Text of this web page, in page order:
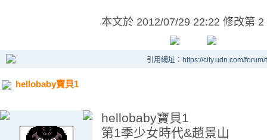
本文於 2012/07/29 22:22 修改第 2
引用網址：https://city.udn.com/
hellobaby寶貝1
hellobaby寶貝1
第1季少女時代&趙景山